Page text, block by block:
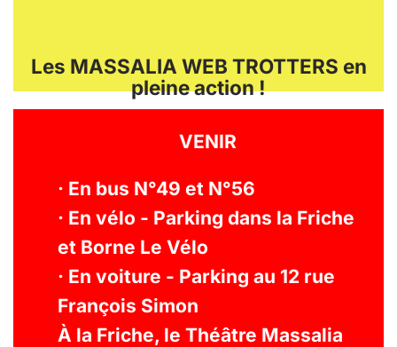
Les MASSALIA WEB TROTTERS en
pleine action !
VENIR
· En bus N°49 et N°56
· En vélo - Parking dans la Friche
et Borne Le Vélo
· En voiture - Parking au 12 rue
François Simon
À la Friche, le Théâtre Massalia